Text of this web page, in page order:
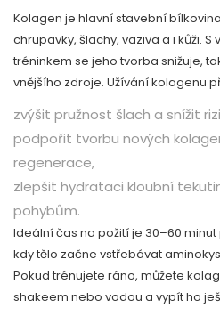
Kolagen je hlavní stavební
chrupavky, šlachy, vaziva a i kůži. S
tréninkem se jeho tvorba snižuje,
vnějšího zdroje. Užívání kolagenu
zvýšit pružnost šlach a snížit
podpořit tvorbu nových
regenerace,
zlepšit hydrataci kloubní
pohybům.
Ideální čas na požití je 30–60
kdy tělo začne vstřebávat
Pokud trénujete ráno, můžete
shakeem nebo vodou a vypít ho